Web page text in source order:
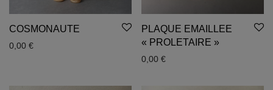
COSMONAUTE
0,00 €
PLAQUE EMAILLEE
« PROLETAIRE »
0,00 €